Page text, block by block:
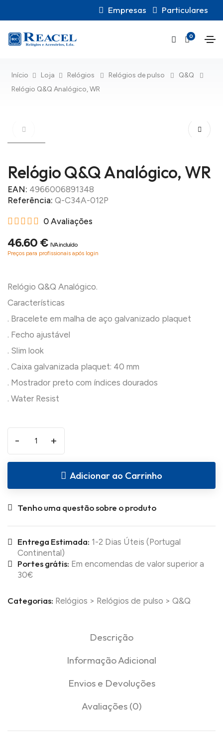
Empresas Particulares
0
Início Loja Relógios Relógios de pulso
Q&Q
Relógio Q&Q Analógico, WR
Relógio Q&Q Analógico, WR
EAN: 4966006891348
Referência: Q-C34A-012P
0 Avaliações
46.60 € IVA incluído
Preços para profissionais após login
Relógio Q&Q Analógico.
Características
. Bracelete em malha de aço galvanizado plaquet
. Fecho ajustável
. Slim look
. Caixa galvanizada plaquet: 40 mm
. Mostrador preto com índices dourados
- +
Adicionar ao Carrinho
Tenho uma questão sobre o produto
Entrega Estimada: 1-2 Dias Úteis (Portugal
Continental)
Portes grátis: Em encomendas de valor superior a
30€
Categorias: Relógios > Relógios de pulso > Q&Q
Descrição
Informação Adicional
Envios e Devoluções
Avaliações (0)